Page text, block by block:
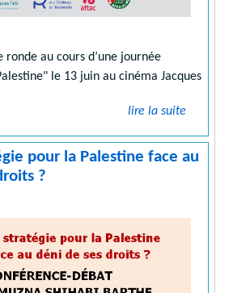
ronde au cours d’une journée
le 13 juin au cinéma Jacques
lire la suite
pour la Palestine face au
?